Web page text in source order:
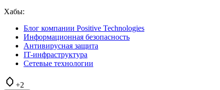
Хабы:
Блог компании Positive Technologies
Информационная безопасность
Антивирусная защита
IT-инфраструктура
Сетевые технологии
+2